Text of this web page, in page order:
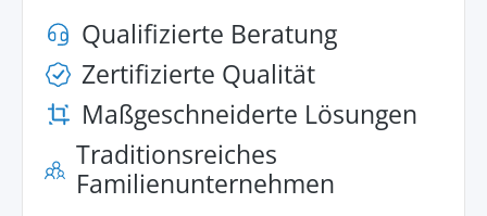
Qualifizierte Beratung
Zertifizierte Qualität
Maßgeschneiderte Lösungen
Traditionsreiches
Familienunternehmen